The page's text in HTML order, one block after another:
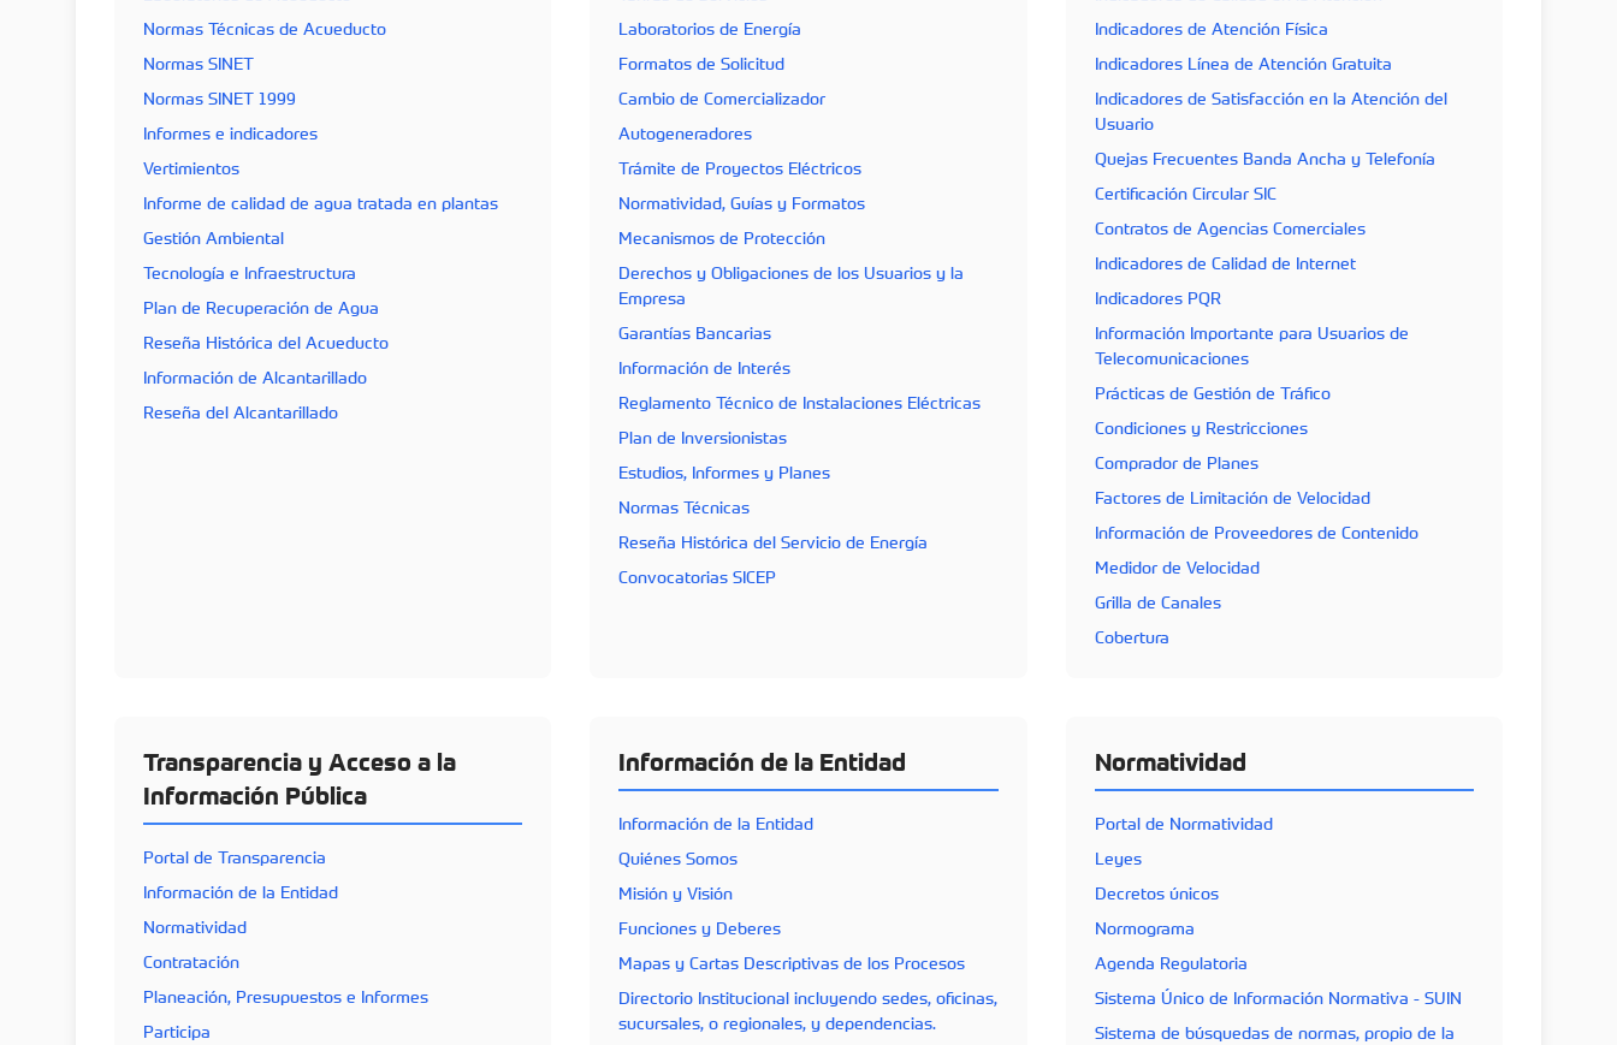
Normas Técnicas de Acueducto
Normas SINET
Normas SINET 1999
Informes e indicadores
Vertimientos
Informe de calidad de agua tratada en plantas
Gestión Ambiental
Tecnología e Infraestructura
Plan de Recuperación de Agua
Reseña Histórica del Acueducto
Información de Alcantarillado
Reseña del Alcantarillado
Laboratorios de Energía
Formatos de Solicitud
Cambio de Comercializador
Autogeneradores
Trámite de Proyectos Eléctricos
Normatividad, Guías y Formatos
Mecanismos de Protección
Derechos y Obligaciones de los Usuarios y la
Empresa
Garantías Bancarias
Información de Interés
Reglamento Técnico de Instalaciones Eléctricas
Plan de Inversionistas
Estudios, Informes y Planes
Normas Técnicas
Reseña Histórica del Servicio de Energía
Convocatorias SICEP
Indicadores de Atención Física
Indicadores Línea de Atención Gratuita
Indicadores de Satisfacción en la Atención del
Usuario
Quejas Frecuentes Banda Ancha y Telefonía
Certificación Circular SIC
Contratos de Agencias Comerciales
Indicadores de Calidad de Internet
Indicadores PQR
Información Importante para Usuarios de
Telecomunicaciones
Prácticas de Gestión de Tráfico
Condiciones y Restricciones
Comprador de Planes
Factores de Limitación de Velocidad
Información de Proveedores de Contenido
Medidor de Velocidad
Grilla de Canales
Cobertura
Transparencia y Acceso a la
Información Pública
Portal de Transparencia
Información de la Entidad
Normatividad
Contratación
Planeación, Presupuestos e Informes
Participa
Información de la Entidad
Información de la Entidad
Quiénes Somos
Misión y Visión
Funciones y Deberes
Mapas y Cartas Descriptivas de los Procesos
Directorio Institucional incluyendo sedes, oficinas,
sucursales, o regionales, y dependencias.
Normatividad
Portal de Normatividad
Leyes
Decretos únicos
Normograma
Agenda Regulatoria
Sistema Único de Información Normativa - SUIN
Sistema de búsquedas de normas, propio de la